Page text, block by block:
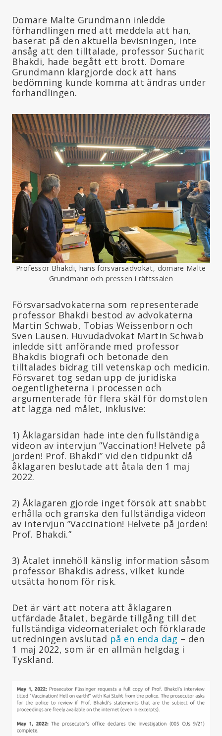
Domare Malte Grundmann inledde
förhandlingen med att meddela att han,
baserat på den aktuella bevisningen, inte
ansåg att den tilltalade, professor Sucharit
Bhakdi, hade begått ett brott. Domare
Grundmann klargjorde dock att hans
bedömning kunde komma att ändras under
förhandlingen.
Professor Bhakdi, hans försvarsadvokat, domare Malte
Grundmann och pressen i rättssalen
Försvarsadvokaterna som representerade
professor Bhakdi bestod av advokaterna
Martin Schwab, Tobias Weissenborn och
Sven Lausen. Huvudadvokat Martin Schwab
inledde sitt anförande med professor
Bhakdis biografi och betonade den
tilltalades bidrag till vetenskap och medicin.
Försvaret tog sedan upp de juridiska
oegentligheterna i processen och
argumenterade för flera skäl för domstolen
att lägga ned målet, inklusive:
1) Åklagarsidan hade inte den fullständiga
videon av intervjun ”Vaccination! Helvete på
jorden! Prof. Bhakdi” vid den tidpunkt då
åklagaren beslutade att åtala den 1 maj
2022.
2) Åklagaren gjorde inget försök att snabbt
erhålla och granska den fullständiga videon
av intervjun ”Vaccination! Helvete på jorden!
Prof. Bhakdi.”
3) Åtalet innehöll känslig information såsom
professor Bhakdis adress, vilket kunde
utsätta honom för risk.
Det är värt att notera att åklagaren
utfärdade åtalet, begärde tillgång till det
fullständiga videomaterialet och förklarade
utredningen avslutad på en enda dag – den
1 maj 2022, som är en allmän helgdag i
Tyskland.